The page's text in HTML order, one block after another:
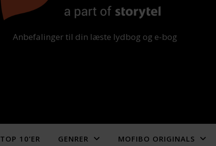
Anbefalinger til din læste lydbog og e-bog
TOP 10’ER GENRER MOFIBO ORIGINALS